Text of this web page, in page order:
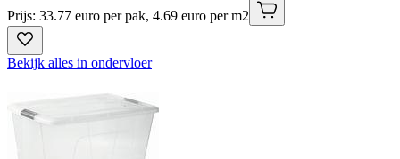
Prijs: 33.77 euro per pak, 4.69 euro per m2
Bekijk alles in ondervloer